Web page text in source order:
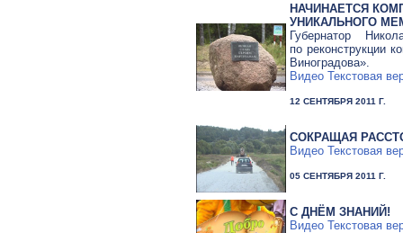
НАЧИНАЕТСЯ
УНИКАЛЬНОГО
Губернатор
по реконструкции
Виноградова».
Видео Текстовая
12 СЕНТЯБРЯ 2011 Г.
СОКРАЩАЯ
Видео Текстовая
05 СЕНТЯБРЯ 2011 Г.
С ДНЁМ ЗНАНИЙ!
Видео Текстовая